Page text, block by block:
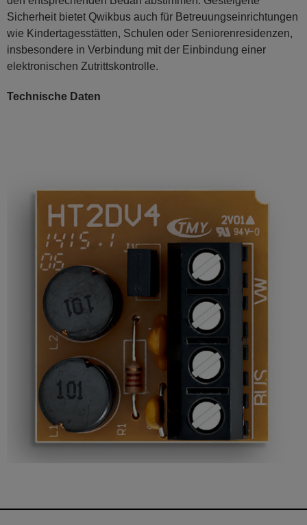
Sicherheit bietet Qwikbus auch für Betreuungseinrichtungen
wie Kindertagesstätten, Schulen oder Seniorenresidenzen,
insbesondere in Verbindung mit der Einbindung einer
elektronischen Zutrittskontrolle.
Technische Daten